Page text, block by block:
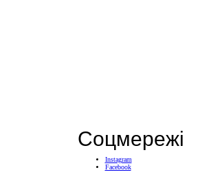
Соцмережі
Instagram
Facebook